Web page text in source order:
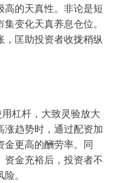
高的天真性。非论是短
变化天真养息仓位。
匡助投资者收拢稍纵
杠杆，大致灵验放大
趋势时，通过配资加
金更高的酬劳率。同
金充裕后，投资者不
。